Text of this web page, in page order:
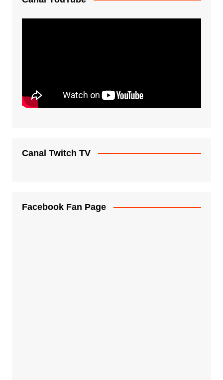
Canal Twitch TV
Facebook Fan Page